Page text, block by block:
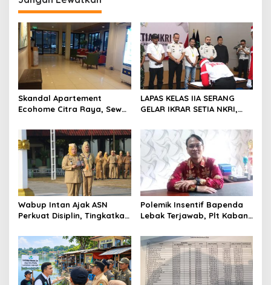
s
i
p
o
s
Skandal Apartement
Ecohome Citra Raya, Sewa
Pegawai Staf BNK
LAPAS KELAS IIA SERANG
GELAR IKRAR SETIA NKRI,
KASUS TERORISME
Wabup Intan Ajak ASN
Perkuat Disiplin, Tingkatkan
Musim Kemarau
Polemik Insentif Bapenda
Lebak Terjawab, Plt Kaban:
KPI dan SK Bupati